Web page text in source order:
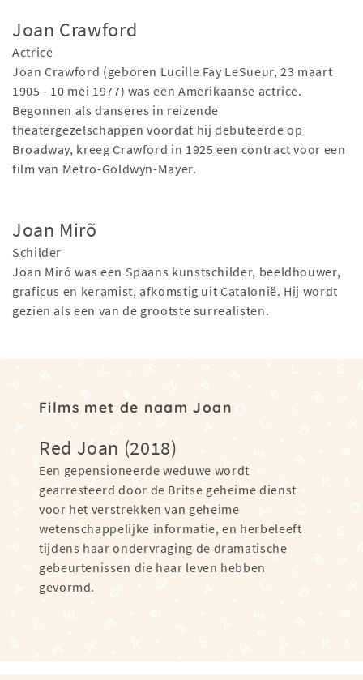
Joan Crawford
Actrice
Joan Crawford (geboren Lucille Fay LeSueur, 23 maart
1905 - 10 mei 1977) was een Amerikaanse actrice.
Begonnen als danseres in reizende
theatergezelschappen voordat hij debuteerde op
Broadway, kreeg Crawford in 1925 een contract voor een
film van Metro-Goldwyn-Mayer.
Joan Mirõ
Schilder
Joan Miró was een Spaans kunstschilder, beeldhouwer,
graficus en keramist, afkomstig uit Catalonië. Hij wordt
gezien als een van de grootste surrealisten.
Films met de naam Joan
Red Joan (2018)
Een gepensioneerde weduwe wordt
gearresteerd door de Britse geheime dienst
voor het verstrekken van geheime
wetenschappelijke informatie, en herbeleeft
tijdens haar ondervraging de dramatische
gebeurtenissen die haar leven hebben
gevormd.